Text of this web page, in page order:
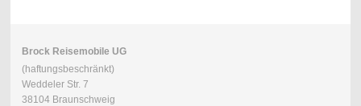
Brock Reisemobile UG
(haftungsbeschränkt)
Weddeler Str. 7
38104 Braunschweig